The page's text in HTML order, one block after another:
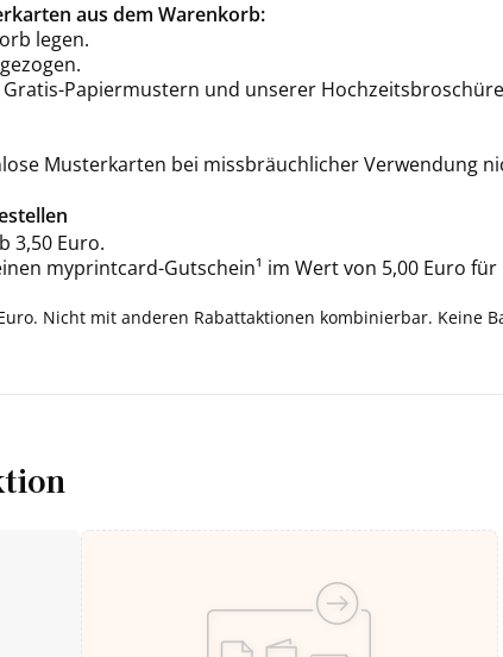
aus dem Warenkorb:
legen.
Papiermustern und unserer
Musterkarten bei missbräuchlicher Verwendung
3,50 Euro.
myprintcard-Gutschein¹ im Wert von 5,00 Euro
Nicht mit anderen Rabattaktionen kombinierbar. Keine